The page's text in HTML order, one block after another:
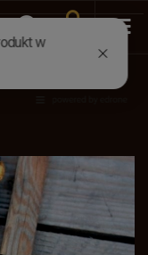
Rusznikarnia